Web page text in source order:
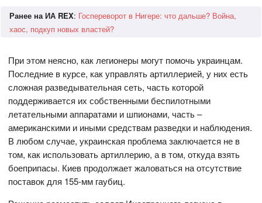
Ранее на ИА REX: Госпереворот в Нигере: что дальше? Война,
хаос, подкуп новых властей?
При этом неясно, как легионеры могут помочь украинцам.
Последние в курсе, как управлять артиллерией, у них есть
сложная разведывательная сеть, часть которой
поддерживается их собственными беспилотными
летательными аппаратами и шпионами, часть –
американскими и иными средствам разведки и наблюдения.
В любом случае, украинская проблема заключается не в
том, как использовать артиллерию, а в том, откуда взять
боеприпасы. Киев продолжает жаловаться на отсутствие
поставок для 155-мм гаубиц.